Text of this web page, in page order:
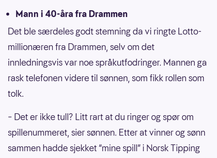
Mann i 40-åra fra Drammen
Det ble særdeles godt stemning da vi ringte Lotto-
millionæren fra Drammen, selv om det
innledningsvis var noe språkutfodringer. Mannen ga
rask telefonen videre til sønnen, som fikk rollen som
tolk.
– Det er ikke tull? Litt rart at du ringer og spør om
spillenummeret, sier sønnen. Etter at vinner og sønn
sammen hadde sjekket “mine spill” i Norsk Tipping